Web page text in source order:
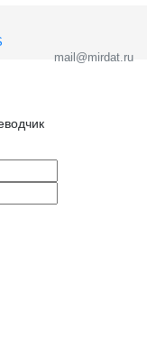
mail@mirdat.ru